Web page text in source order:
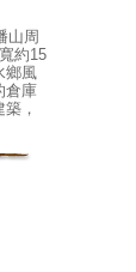
山周
約15
鄉風
倉庫
，